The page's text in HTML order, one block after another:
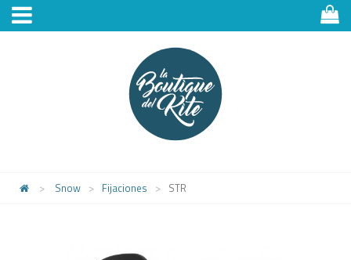
> Snow > Fijaciones > STR